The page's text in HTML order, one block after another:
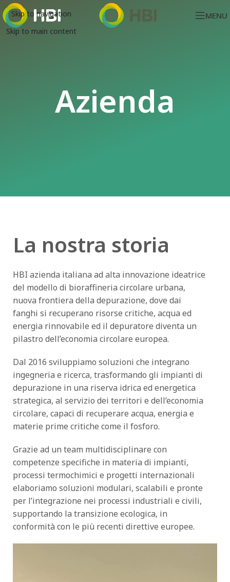
Skip to navigation
Skip to main content
MENU
Azienda
La nostra storia
HBI azienda italiana ad alta innovazione ideatrice
del modello di bioraffineria circolare urbana,
nuova frontiera della depurazione, dove dai
fanghi si recuperano risorse critiche, acqua ed
energia rinnovabile ed il depuratore diventa un
pilastro dell’economia circolare europea.
Dal 2016 sviluppiamo soluzioni che integrano
ingegneria e ricerca, trasformando gli impianti di
depurazione in una riserva idrica ed energetica
strategica, al servizio dei territori e dell’economia
circolare, capaci di recuperare acqua, energia e
materie prime critiche come il fosforo.
Grazie ad un team multidisciplinare con
competenze specifiche in materia di impianti,
processi termochimici e progetti internazionali
elaboriamo soluzioni modulari, scalabili e pronte
per l’integrazione nei processi industriali e civili,
supportando la transizione ecologica, in
conformità con le più recenti direttive europee.